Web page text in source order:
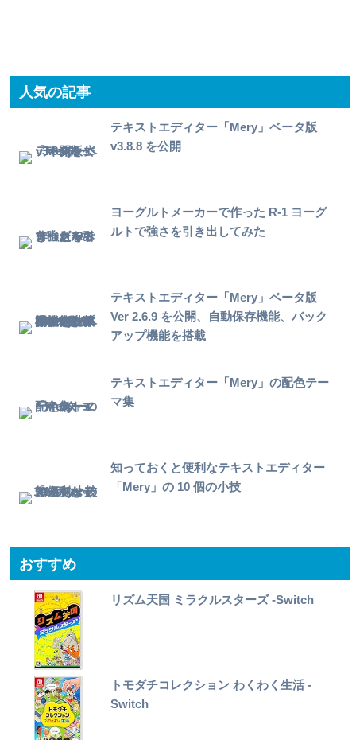
人気の記事
テキストエディター「Mery」ベータ版
v3.8.8 を公開
ヨーグルトメーカーで作った R-1 ヨーグ
ルトで強さを引き出してみた
テキストエディター「Mery」ベータ版
Ver 2.6.9 を公開、自動保存機能、バック
アップ機能を搭載
テキストエディター「Mery」の配色テー
マ集
知っておくと便利なテキストエディター
「Mery」の 10 個の小技
おすすめ
リズム天国 ミラクルスターズ -Switch
トモダチコレクション わくわく生活 -
Switch